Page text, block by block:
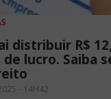
distribuir R$
lucro. Saiba
- 14H42